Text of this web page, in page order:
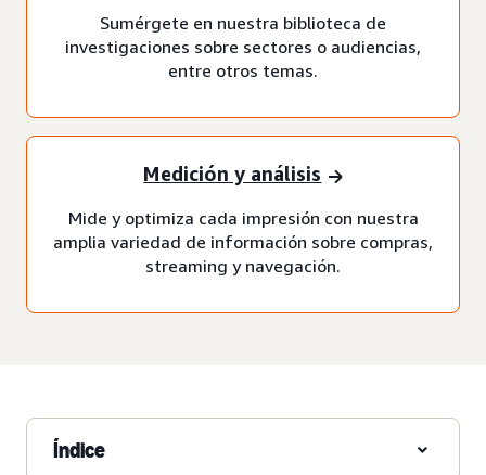
Sumérgete en nuestra biblioteca de
investigaciones sobre sectores o audiencias,
entre otros temas.
Medición y análisis
Mide y optimiza cada impresión con nuestra
amplia variedad de información sobre compras,
streaming y navegación.
Índice